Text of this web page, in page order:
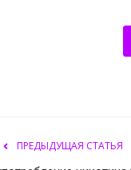
ПРЕДЫДУЩАЯ СТАТЬЯ